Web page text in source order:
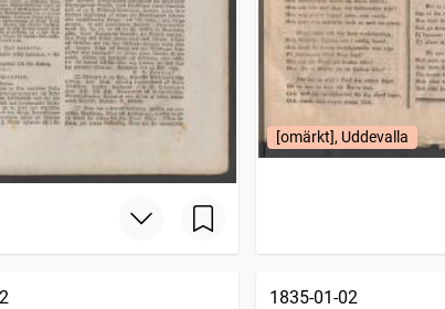
[omärkt], Uddevalla
1835-01-02